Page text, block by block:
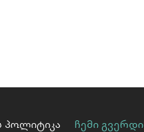
პოლიტიკა ჩემი გვერდი